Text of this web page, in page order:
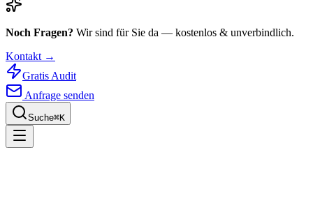
Noch Fragen? Wir sind für Sie da — kostenlos & unverbindlich.
Kontakt →
Gratis Audit
Anfrage senden
Suche⌘K